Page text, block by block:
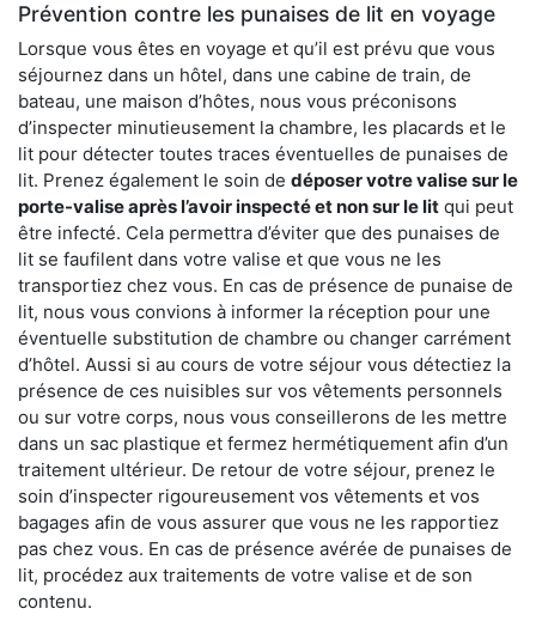
Prévention contre les punaises de lit en voyage
Lorsque vous êtes en voyage et qu’il est prévu que vous
séjournez dans un hôtel, dans une cabine de train, de
bateau, une maison d’hôtes, nous vous préconisons
d’inspecter minutieusement la chambre, les placards et le
lit pour détecter toutes traces éventuelles de punaises de
lit. Prenez également le soin de déposer votre valise sur le
porte-valise après l’avoir inspecté et non sur le lit qui peut
être infecté. Cela permettra d’éviter que des punaises de
lit se faufilent dans votre valise et que vous ne les
transportiez chez vous. En cas de présence de punaise de
lit, nous vous convions à informer la réception pour une
éventuelle substitution de chambre ou changer carrément
d’hôtel. Aussi si au cours de votre séjour vous détectiez la
présence de ces nuisibles sur vos vêtements personnels
ou sur votre corps, nous vous conseillerons de les mettre
dans un sac plastique et fermez hermétiquement afin d’un
traitement ultérieur. De retour de votre séjour, prenez le
soin d’inspecter rigoureusement vos vêtements et vos
bagages afin de vous assurer que vous ne les rapportiez
pas chez vous. En cas de présence avérée de punaises de
lit, procédez aux traitements de votre valise et de son
contenu.